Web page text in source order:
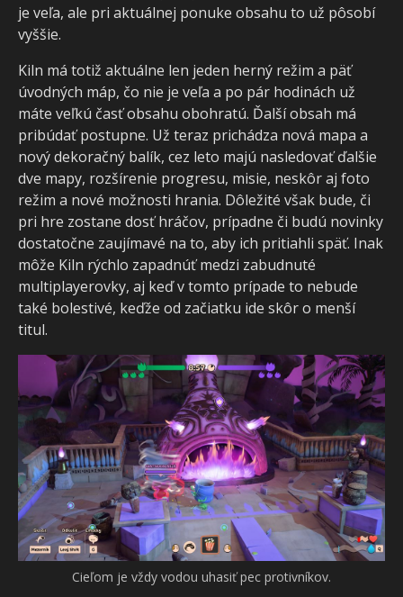
je veľa, ale pri aktuálnej ponuke obsahu to už pôsobí
vyššie.
Kiln má totiž aktuálne len jeden herný režim a päť
úvodných máp, čo nie je veľa a po pár hodinách už
máte veľkú časť obsahu obohratú. Ďalší obsah má
pribúdať postupne. Už teraz prichádza nová mapa a
nový dekoračný balík, cez leto majú nasledovať ďalšie
dve mapy, rozšírenie progresu, misie, neskôr aj foto
režim a nové možnosti hrania. Dôležité však bude, či
pri hre zostane dosť hráčov, prípadne či budú novinky
dostatočne zaujímavé na to, aby ich pritiahli späť. Inak
môže Kiln rýchlo zapadnúť medzi zabudnuté
multiplayerovky, aj keď v tomto prípade to nebude
také bolestivé, keďže od začiatku ide skôr o menší
titul.
Cieľom je vždy vodou uhasiť pec protivníkov.